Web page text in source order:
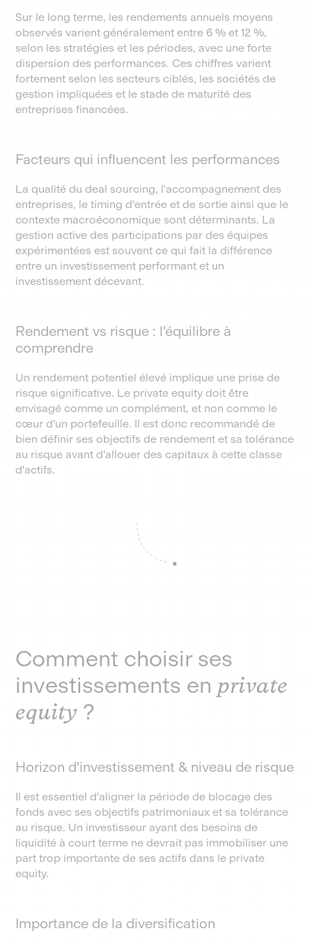
Sur le long terme, les rendements annuels moyens
observés varient généralement entre 6 % et 12 %,
selon les stratégies et les périodes, avec une forte
dispersion des performances. Ces chiffres varient
fortement selon les secteurs ciblés, les sociétés de
gestion impliquées et le stade de maturité des
entreprises financées.
Facteurs qui influencent les performances
La qualité du deal sourcing, l'accompagnement des
entreprises, le timing d'entrée et de sortie ainsi que le
contexte macroéconomique sont déterminants. La
gestion active des participations par des équipes
expérimentées est souvent ce qui fait la différence
entre un investissement performant et un
investissement décevant.
Rendement vs risque : l'équilibre à
comprendre
Un rendement potentiel élevé implique une prise de
risque significative. Le private equity doit être
envisagé comme un complément, et non comme le
cœur d'un portefeuille. Il est donc recommandé de
bien définir ses objectifs de rendement et sa tolérance
au risque avant d'allouer des capitaux à cette classe
d'actifs.
Comment choisir ses
investissements en private
equity ?
Horizon d'investissement & niveau de risque
Il est essentiel d'aligner la période de blocage des
fonds avec ses objectifs patrimoniaux et sa tolérance
au risque. Un investisseur ayant des besoins de
liquidité à court terme ne devrait pas immobiliser une
part trop importante de ses actifs dans le private
equity.
Importance de la diversification